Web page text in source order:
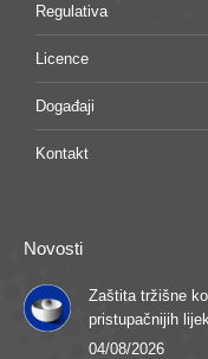
Regulativa
Licence
Događaji
Kontakt
Novosti
Zaštita tržišne
pristupačnijih
04/08/2026